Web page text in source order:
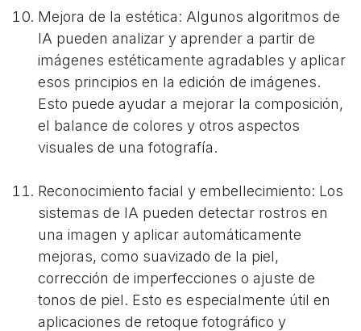
Mejora de la estética: Algunos algoritmos de
IA pueden analizar y aprender a partir de
imágenes estéticamente agradables y aplicar
esos principios en la edición de imágenes.
Esto puede ayudar a mejorar la composición,
el balance de colores y otros aspectos
visuales de una fotografía.
Reconocimiento facial y embellecimiento: Los
sistemas de IA pueden detectar rostros en
una imagen y aplicar automáticamente
mejoras, como suavizado de la piel,
corrección de imperfecciones o ajuste de
tonos de piel. Esto es especialmente útil en
aplicaciones de retoque fotográfico y